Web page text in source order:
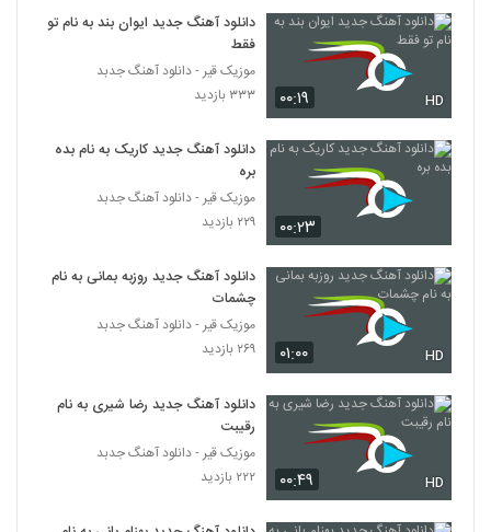
موزیک زیبای با تو آرومم (رمیکس) از ماکان بند
596
آهنگ ناصر زینعلی بنام فقط باش
۱,۳۱۷ بازدید
دانلود آهنگ مهدی تارخ دنیا دنیا (Mehdi
Tarokh Donya Donya)
۱,۵۵۸ بازدید
دانلود آهنگ لیلا از علیرضا قربانی
599
۶,۵۹۴ بازدید
دانلود آهنگ رو به رام کن از فریان به همراه
متن ترانه
۰۰:۱۹ HD
دانلود آهنگ جدید ایوان بند به نام تو
فقط
موزیک قیر - دانلود آهنگ جدبد
۳۳۳ بازدید
۰۰:۲۳
دانلود آهنگ جدید کاریک به نام بده
بره
موزیک قیر - دانلود آهنگ جدبد
۲۲۹ بازدید
۰۱:۰۰ HD
دانلود آهنگ جدید روزبه بمانی به نام
چشمات
موزیک قیر - دانلود آهنگ جدبد
۲۶۹ بازدید
۰۰:۴۹ HD
دانلود آهنگ جدید رضا شیری به نام
رقیبت
موزیک قیر - دانلود آهنگ جدبد
۲۲۲ بازدید